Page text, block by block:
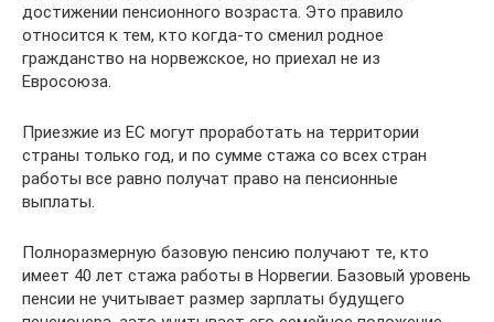
достижении пенсионного возраста. Это правило
относится к тем, кто когда-то сменил родное
гражданство на норвежское, но приехал не из
Евросоюза.
Приезжие из ЕС могут проработать на территории
страны только год, и по сумме стажа со всех стран
работы все равно получат право на пенсионные
выплаты.
Полноразмерную базовую пенсию получают те, кто
имеет 40 лет стажа работы в Норвегии. Базовый уровень
пенсии не учитывает размер зарплаты будущего